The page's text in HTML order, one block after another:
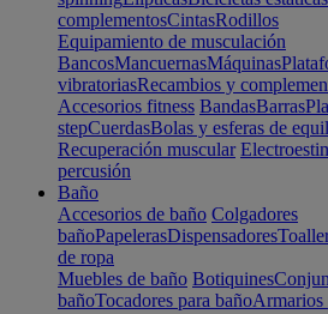
complementosCintasRodillos
Equipamiento de musculación
BancosMancuernasMáquinas
vibratoriasRecambios y
Accesorios fitness BandasBarras
stepCuerdasBolas y esferas de
Recuperación muscular
percusión
Baño
Accesorios de baño Colgadores
bañoPapelerasDispensadores
de ropa
Muebles de baño Botiquines
bañoTocadores para bañoArmarios